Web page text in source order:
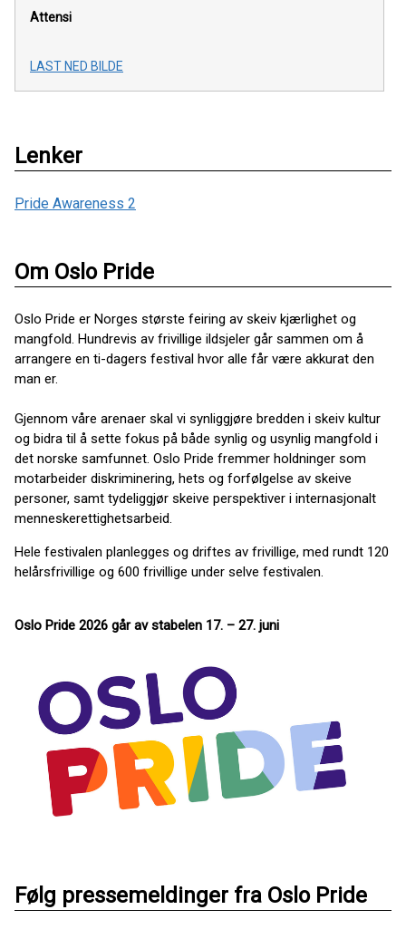
Attensi
LAST NED BILDE
Lenker
Pride Awareness 2
Om Oslo Pride
Oslo Pride er Norges største feiring av skeiv kjærlighet og
mangfold. Hundrevis av frivillige ildsjeler går sammen om å
arrangere en ti-dagers festival hvor alle får være akkurat den
man er.
Gjennom våre arenaer skal vi synliggjøre bredden i skeiv kultur
og bidra til å sette fokus på både synlig og usynlig mangfold i
det norske samfunnet. Oslo Pride fremmer holdninger som
motarbeider diskriminering, hets og forfølgelse av skeive
personer, samt tydeliggjør skeive perspektiver i internasjonalt
menneskerettighetsarbeid.
Hele festivalen planlegges og driftes av frivillige, med rundt 120
helårsfrivillige og 600 frivillige under selve festivalen.
Oslo Pride 2026 går av stabelen 17. – 27. juni
Følg pressemeldinger fra Oslo Pride